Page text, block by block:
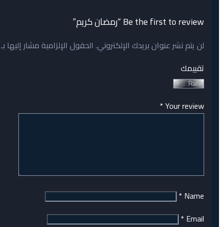
Be the first to review “رمضان كريم”
لن يتم نشر عنوان بريدك الإلكتروني. الحقول الإلزامية مشار إليها
تقييمك
Your review
*
Name
*
Email
*